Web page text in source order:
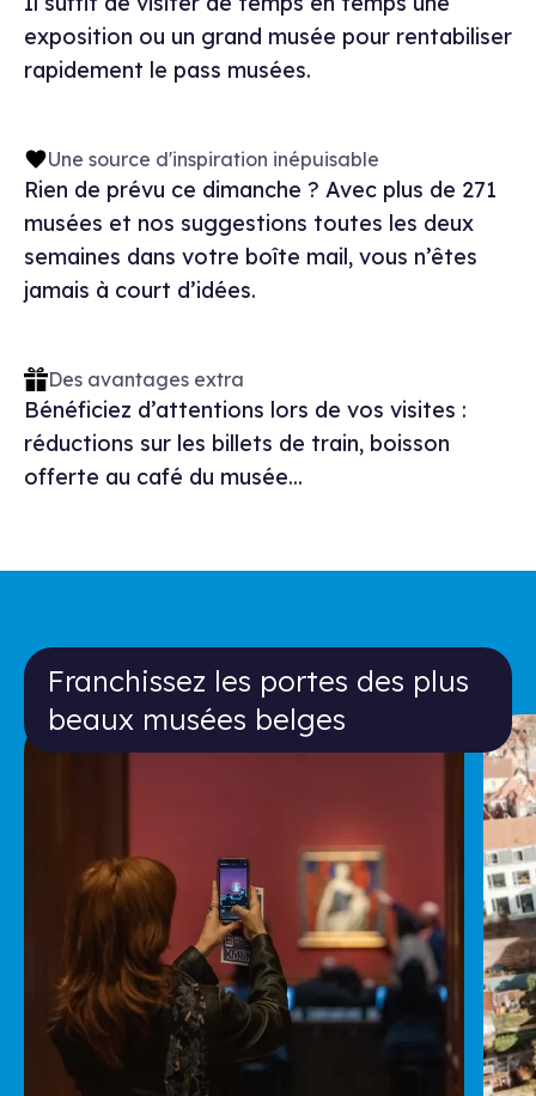
exposition ou un grand musée pour rentabiliser
rapidement le pass musées.
Une source d'inspiration inépuisable
Rien de prévu ce dimanche ? Avec plus de 271
musées et nos suggestions toutes les deux
semaines dans votre boîte mail, vous n’êtes
jamais à court d’idées.
Des avantages extra
Bénéficiez d’attentions lors de vos visites :
réductions sur les billets de train, boisson
offerte au café du musée...
Franchissez les portes des plus
Franchissez les portes des plus
beaux musées belges